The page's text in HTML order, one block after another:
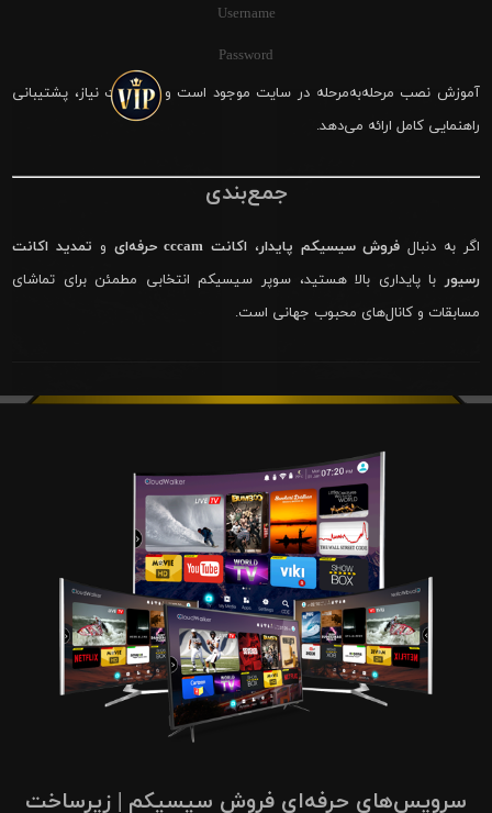
Username
Password
آموزش نصب مرحله‌به‌مرحله در سایت موجود است و در صورت نیاز، پشتیبانی
راهنمایی کامل ارائه می‌دهد.
جمع‌بندی
اگر به دنبال فروش سیسیکم پایدار، اکانت cccam حرفه‌ای و تمدید اکانت
رسیور با پایداری بالا هستید، سوپر سیسیکم انتخابی مطمئن برای تماشای
مسابقات و کانال‌های محبوب جهانی است.
سرویس‌های حرفه‌ای فروش سیسیکم | زیرساخت